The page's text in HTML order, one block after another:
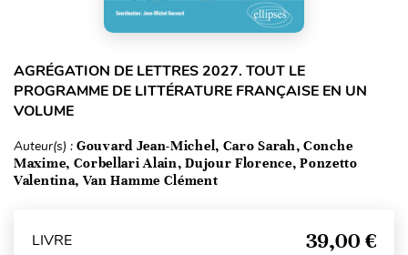
AGRÉGATION DE LETTRES 2027. TOUT LE
PROGRAMME DE LITTÉRATURE FRANÇAISE EN UN
VOLUME
Auteur(s) : Gouvard Jean-Michel, Caro Sarah, Conche
Maxime, Corbellari Alain, Dujour Florence, Ponzetto
Valentina, Van Hamme Clément
LIVRE 39,00 €